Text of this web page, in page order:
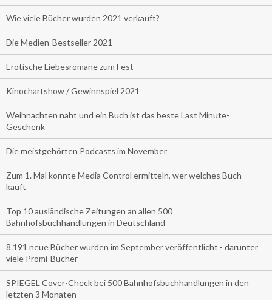
Wie viele Bücher wurden 2021 verkauft?
Die Medien-Bestseller 2021
Erotische Liebesromane zum Fest
Kinochartshow / Gewinnspiel 2021
Weihnachten naht und ein Buch ist das beste Last Minute-
Geschenk
Die meistgehörten Podcasts im November
Zum 1. Mal konnte Media Control ermitteln, wer welches Buch
kauft
Top 10 ausländische Zeitungen an allen 500
Bahnhofsbuchhandlungen in Deutschland
8.191 neue Bücher wurden im September veröffentlicht - darunter
viele Promi-Bücher
SPIEGEL Cover-Check bei 500 Bahnhofsbuchhandlungen in den
letzten 3 Monaten